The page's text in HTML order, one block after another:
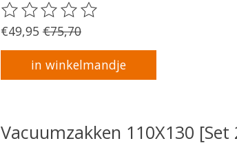
De beoordeling van dit product is
€49,95 €75,70
in winkelmandje
Vacuumzakken 110X130 [Set